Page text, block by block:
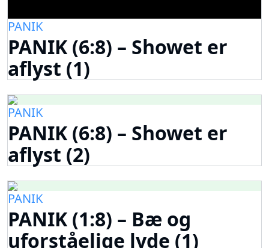
PANIK
PANIK (6:8) – Showet er
aflyst (1)
PANIK
PANIK (6:8) – Showet er
aflyst (2)
PANIK
PANIK (1:8) – Bæ og
uforståelige lyde (1)